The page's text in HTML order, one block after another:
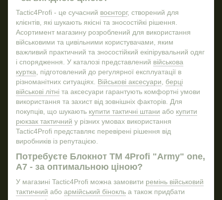
Купити підсумок для турнікету
Купити тактичну шапку
Купити військову куртку
Літні берці купити
Баул військовий
Сублімація
Військовий одяг купити
Підсумки під магазини
Інтернет магазин військового спорядження
Устілки купити
Навушники тактичні військові
Тактичні спорядження
Воєнний бушлат
Tactic4Profi - це сучасний воєнторг, створений для
клієнтів, які шукають якісні та зносостійкі рішення.
Асортимент магазину розроблений для використання
військовими та цивільними користувачами, яким
важливий практичний та зносостійкий екіпірувальний одяг
і спорядження. У каталозі представлений військова
куртка , підготовлений до регулярної експлуатації в
різноманітних ситуаціях. Військові аксесуари
берці
військові літні та аксесуари гарантують комфортні умови
використання та захист від зовнішніх факторів. Для
покупців, що шукають купити тактичні штани або купити
рюкзак тактичний у різних умовах використання
Tactic4Profi представляє перевірені рішення від
виробників із репутацією.
Потребуєте Блокнот TM 4Profi "Army" one,
А7 - за оптимальною ціною?
У магазині Tactic4Profi можна замовити ремінь військовий
тактичний або армійський бінокль а також придбати